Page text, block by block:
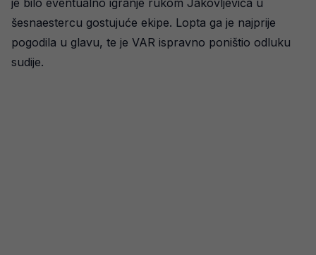
je bilo eventualno igranje rukom Jakovljevića u
šesnaestercu gostujuće ekipe. Lopta ga je najprije
pogodila u glavu, te je VAR ispravno poništio odluku
sudije.